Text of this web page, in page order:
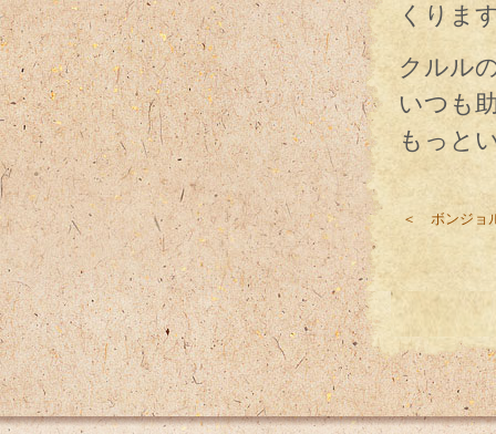
くりま
クルル
いつも
もっと
＜ ボンジョ